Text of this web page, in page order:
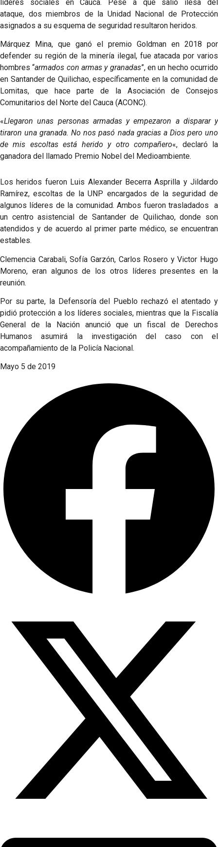
líderes sociales en Cauca. Pese a que salió ilesa del
ataque, dos miembros de la Unidad Nacional de Protección
asignados a su esquema de seguridad resultaron heridos.
Márquez Mina, que ganó el premio Goldman en 2018 por
defender su región de la minería ilegal, fue atacada por varios
hombres “armados con armas y granadas”, en un hecho ocurrido
en Santander de Quilichao, específicamente en la comunidad de
Lomitas, que hace parte de la Asociación de Consejos
Comunitarios del Norte del Cauca (ACONC).
«Llegaron unas personas armadas y empezaron a disparar y
tiraron una granada. No nos pasó nada gracias a Dios pero uno
de mis escoltas está herido y otro compañero«, declaró la
ganadora del llamado Premio Nobel del Medioambiente.
Los heridos fueron Luis Alexander Becerra Asprilla y Jildardo
Ramírez, escoltas de la UNP encargados de la seguridad de
algunos líderes de la comunidad. Ambos fueron trasladados a
un centro asistencial de Santander de Quilichao, donde son
atendidos y de acuerdo al primer parte médico, se encuentran
estables.
Clemencia Carabali, Sofía Garzón, Carlos Rosero y Victor Hugo
Moreno, eran algunos de los otros líderes presentes en la
reunión.
Por su parte, la Defensoría del Pueblo rechazó el atentado y
pidió protección a los líderes sociales, mientras que la Fiscalía
General de la Nación anunció que un fiscal de Derechos
Humanos asumirá la investigación del caso con el
acompañamiento de la Policía Nacional.
Mayo 5 de 2019